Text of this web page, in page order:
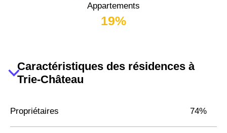
Appartements
19%
Caractéristiques des résidences à
Trie-Château
Propriétaires 74%